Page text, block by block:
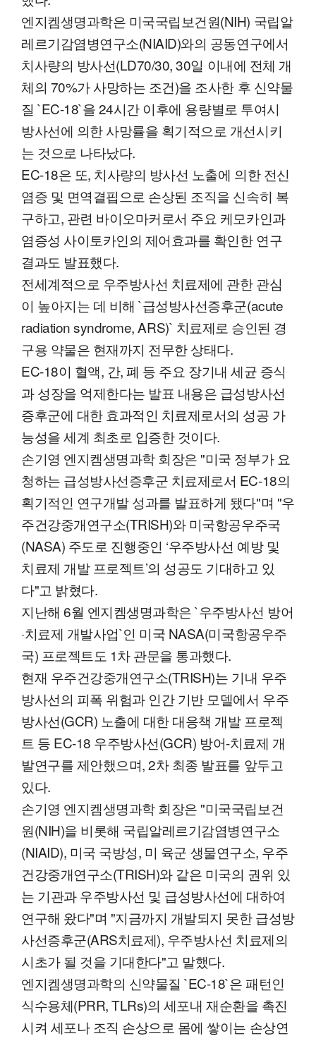
엔지켐생명과학은 미국국립보건원(NIH) 국립알
레르기감염병연구소(NIAID)와의 공동연구에서
치사량의 방사선(LD70/30, 30일 이내에 전체 개
체의 70%가 사망하는 조건)을 조사한 후 신약물
질 `EC-18`을 24시간 이후에 용량별로 투여시
방사선에 의한 사망률을 획기적으로 개선시키
는 것으로 나타났다.
EC-18은 또, 치사량의 방사선 노출에 의한 전신
염증 및 면역결핍으로 손상된 조직을 신속히 복
구하고, 관련 바이오마커로서 주요 케모카인과
염증성 사이토카인의 제어효과를 확인한 연구
결과도 발표했다.
전세계적으로 우주방사선 치료제에 관한 관심
이 높아지는 데 비해 `급성방사선증후군(acute
radiation syndrome, ARS)` 치료제로 승인된 경
구용 약물은 현재까지 전무한 상태다.
EC-18이 혈액, 간, 폐 등 주요 장기내 세균 증식
과 성장을 억제한다는 발표 내용은 급성방사선
증후군에 대한 효과적인 치료제로서의 성공 가
능성을 세계 최초로 입증한 것이다.
손기영 엔지켐생명과학 회장은 "미국 정부가 요
청하는 급성방사선증후군 치료제로서 EC-18의
획기적인 연구개발 성과를 발표하게 됐다"며 "우
주건강중개연구소(TRISH)와 미국항공우주국
(NASA) 주도로 진행중인 ‘우주방사선 예방 및
치료제 개발 프로젝트’의 성공도 기대하고 있
다"고 밝혔다.
지난해 6월 엔지켐생명과학은 `우주방사선 방어
·치료제 개발사업`인 미국 NASA(미국항공우주
국) 프로젝트도 1차 관문을 통과했다.
현재 우주건강중개연구소(TRISH)는 기내 우주
방사선의 피폭 위험과 인간 기반 모델에서 우주
방사선(GCR) 노출에 대한 대응책 개발 프로젝
트 등 EC-18 우주방사선(GCR) 방어-치료제 개
발연구를 제안했으며, 2차 최종 발표를 앞두고
있다.
손기영 엔지켐생명과학 회장은 "미국국립보건
원(NIH)을 비롯해 국립알레르기감염병연구소
(NIAID), 미국 국방성, 미 육군 생물연구소, 우주
건강중개연구소(TRISH)와 같은 미국의 권위 있
는 기관과 우주방사선 및 급성방사선에 대하여
연구해 왔다"며 "지금까지 개발되지 못한 급성방
사선증후군(ARS치료제), 우주방사선 치료제의
시초가 될 것을 기대한다"고 말했다.
엔지켐생명과학의 신약물질 `EC-18`은 패턴인
식수용체(PRR, TLRs)의 세포내 재순환을 촉진
시켜 세포나 조직 손상으로 몸에 쌓이는 손상연